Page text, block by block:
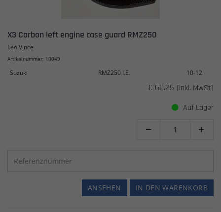
X3 Carbon left engine case guard RMZ250
Leo Vince
Artikelnummer: 10049
Suzuki RMZ250 I.E. 10-12
€ 60.25 (inkl. MwSt)
Auf Lager
 
IN DEN WARENKORB
ANSEHEN